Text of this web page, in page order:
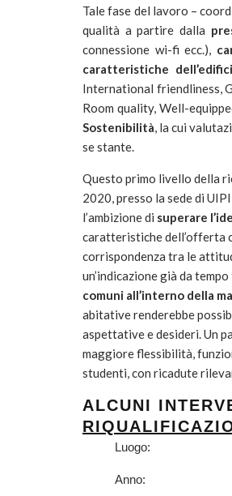
Tale fase del lavoro –
qualità a partire dalla
connessione wi-fi ecc.),
caratteristiche
International friendliness,
Room quality, Well-
Sostenibilità, la cui
se stante.
Questo primo livello della
2020, presso la sede di
l’ambizione di superare
caratteristiche dell’offerta
corrispondenza tra le
un’indicazione già da
comuni all’interno della
abitative renderebbe
aspettative e desideri. Un
maggiore flessibilità,
studenti, con ricadute
ALCUNI
Luogo:
Anno: